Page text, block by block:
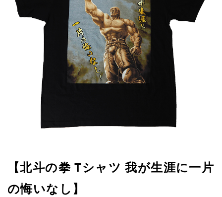
【北斗の拳 Tシャツ 我が生涯に一片
の悔いなし】